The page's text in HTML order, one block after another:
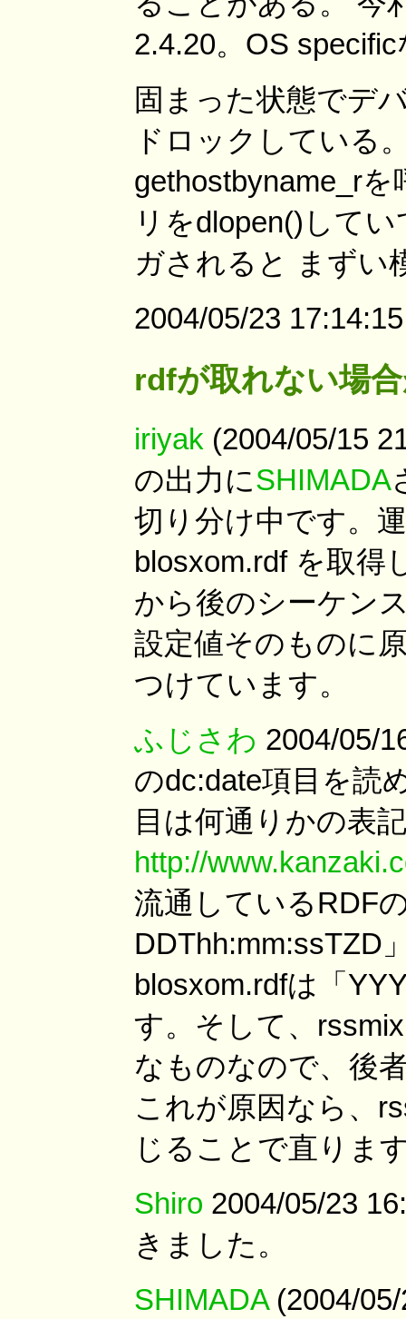
2.4.20。OS
固まった状態でデ
ドロックしている
gethostbyname_r
リをdlopen()して
ガされると まずい
2004/05/23
rdfが取れない場
iriyak (2004/05/15
の出力にSHIMADA
切り分け中です。
blosxom.rdf を取得
から後のシーケン
設定値そのものに
つけています。
ふじさわ 2004/05/
のdc:date項目を読
目は何通りかの表
http://
流通しているRDF
DDThh:mm:ssTZD
blosxom.rdfは「
す。そして、
なものなので、後
これが原因なら、
じることで直りま
Shiro 2004/05/23
きました。
SHIMADA(2004/05/